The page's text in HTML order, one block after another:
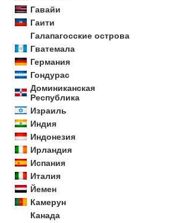
Гавайи
Гаити
Галапагосские острова
Гватемала
Германия
Гондурас
Доминиканская
Республика
Израиль
Индия
Индонезия
Ирландия
Испания
Италия
Йемен
Камерун
Канада